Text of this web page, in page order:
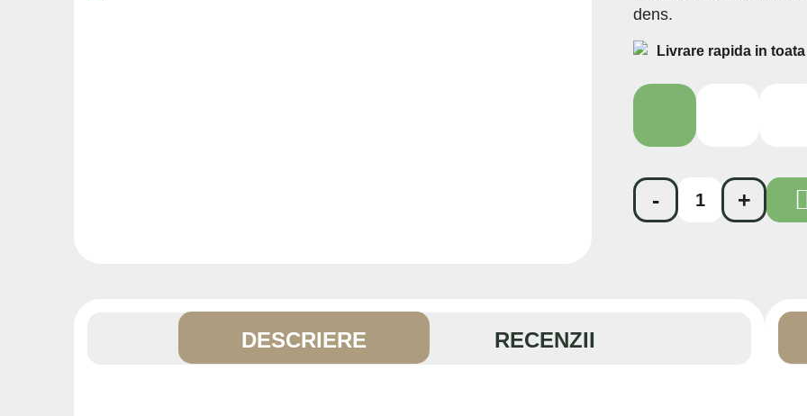
dens.
Livrare rapida in
2L
- +
DESCRIERE RECENZII